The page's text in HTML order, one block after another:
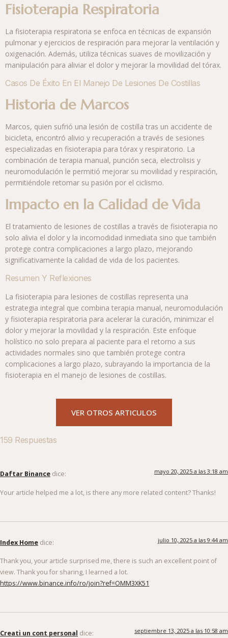
Fisioterapia Respiratoria
La fisioterapia respiratoria se enfoca en técnicas de expansión
pulmonar y ejercicios de respiración para mejorar la ventilación y
oxigenación. Además, utiliza técnicas suaves de movilización y
manipulación para aliviar el dolor y mejorar la movilidad del tórax.
Casos De Éxito En El Manejo De Lesiones De Costillas
Historia de Marcos
Marcos, quien sufrió una lesión de costilla tras un accidente de
bicicleta, encontró alivio y recuperación a través de sesiones
especializadas en fisioterapia para tórax y respiratorio. La
combinación de terapia manual, punción seca, electrolisis y
neuromodulación le permitió mejorar su movilidad y respiración,
permitiéndole retomar su pasión por el ciclismo.
Impacto en la Calidad de Vida
El tratamiento de lesiones de costillas a través de fisioterapia no
solo alivia el dolor y la incomodidad inmediata sino que también
protege contra complicaciones a largo plazo, mejorando
significativamente la calidad de vida de los pacientes.
Resumen Y Reflexiones
La fisioterapia para lesiones de costillas representa una
estrategia integral que combina terapia manual, neuromodulación
y fisioterapia respiratoria para acelerar la curación, minimizar el
dolor y mejorar la movilidad y la respiración. Este enfoque
holístico no solo prepara al paciente para el retorno a sus
actividades normales sino que también protege contra
complicaciones a largo plazo, subrayando la importancia de la
fisioterapia en el manejo de lesiones de costillas.
VER OTROS ARTICULOS
159 Respuestas
Daftar Binance dice: mayo 20, 2025 a las 3:18 am
Your article helped me a lot, is there any more related content? Thanks!
Index Home dice: julio 10, 2025 a las 9:44 am
Thank you, your article surprised me, there is such an excellent point of
view. Thank you for sharing, I learned a lot.
https://www.binance.info/ro/join?ref=OMM3XK51
Creati un cont personal dice: septiembre 13, 2025 a las 10:58 am